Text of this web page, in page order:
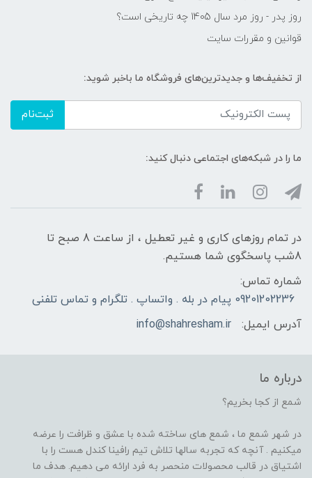
روز پدر - روز مرد سال 1405 چه تاریخی است؟
قوانین و مقررات سایت
از تخفیف‌ها و جدیدترین‌های فروشگاه ما باخبر شوید:
ثبت‌نام
ما را در شبکه‌های اجتماعی دنبال کنید:
در تمام روزهای کاری و غیر تعطیل ، از ساعت 8 صبح تا
8شب پاسخگوی شما هستیم.
شماره تماس:
09201202236 پیام در بله . واتساپ . تلگرام و تماس تلفنی
آدرس ایمیل:
info@shahresham.ir
درباره ما
شمع از کجا بخریم؟
در شهر شمع ما ، شمع های ساخته شده با عشق و ظرافت را عرضه
میکنیم . آنچه که تجربه سالها تلاش تیم رافینا کندل هست را با
اشتیاق در قالب محصولات منحصر به فرد ارائه می دهیم. هدف ما